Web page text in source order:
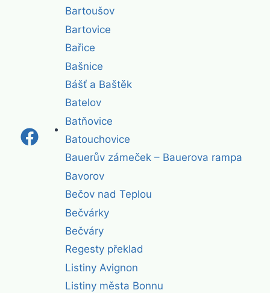
Bartoušov
Bartovice
Bařice
Bašnice
Bášť a Baštěk
Batelov
Batňovice
Batouchovice
Bauerův zámeček – Bauerova rampa
Bavorov
Bečov nad Teplou
Bečvárky
Bečváry
Regesty překlad
Listiny Avignon
Listiny města Bonnu